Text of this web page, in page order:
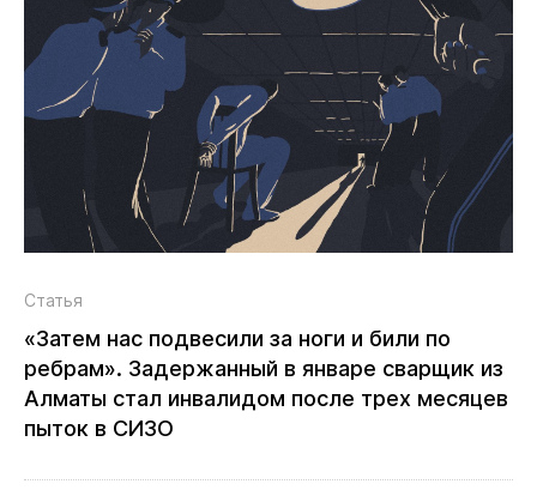
Статья
«Затем нас подвесили за ноги и били по
ребрам». Задержанный в январе сварщик из
Алматы стал инвалидом после трех месяцев
пыток в СИЗО